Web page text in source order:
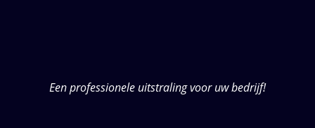
Een professionele uitstraling voor uw bedrijf!